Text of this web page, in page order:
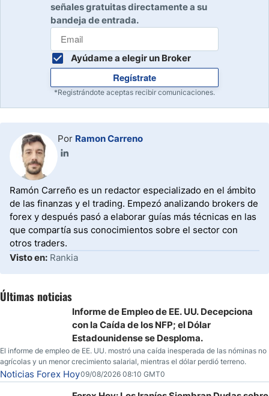
señales gratuitas directamente a su
bandeja de entrada.
Ayúdame a elegir un Broker
Regístrate
*Registrándote aceptas recibir comunicaciones.
Por Ramon Carreno
Ramón Carreño es un redactor especializado en el ámbito
de las finanzas y el trading. Empezó analizando brokers de
forex y después pasó a elaborar guías más técnicas en las
que compartía sus conocimientos sobre el sector con
otros traders.
Visto en: Rankia
Últimas noticias
Informe de Empleo de EE. UU. Decepciona
con la Caída de los NFP; el Dólar
Estadounidense se Desploma.
El informe de empleo de EE. UU. mostró una caída inesperada de las nóminas no
agrícolas y un menor crecimiento salarial, mientras el dólar perdió terreno.
Noticias Forex Hoy09/08/2026 08:10 GMT0